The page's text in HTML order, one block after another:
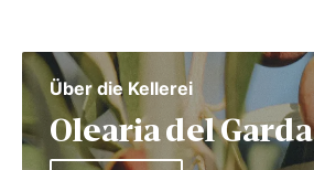
Über die Kellerei
Olearia del Garda